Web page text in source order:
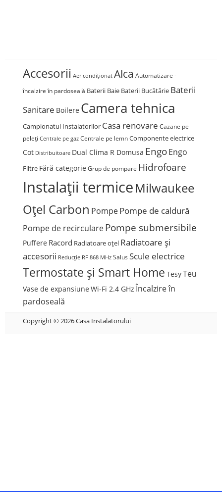
Accesorii Aer condiționat Alca Automatizare -
încalzire în pardoseală Baterii Baie Baterii Bucătărie Baterii
Sanitare Boilere Camera tehnica
Campionatul Instalatorilor Casa renovare Cazane pe
peleți Centrale pe gaz Centrale pe lemn Componente electrice
Cot Distribuitoare Dual Clima R Domusa EngoEngo
Filtre Fără categorie Grup de pompare Hidrofoare
Instalații termiceMilwaukee
Oțel Carbon PompePompe de caldură
Pompe de recircularePompe submersibile
Puffere Racord Radiatoare oțel Radiatoare și
accesorii Reducție RF 868 MHz Salus Scule electrice
Termostate și Smart Home TesyTeu
Vase de expansiune Wi-Fi 2.4 GHz Încalzire în
pardoseală
Copyright © 2026 Casa Instalatorului